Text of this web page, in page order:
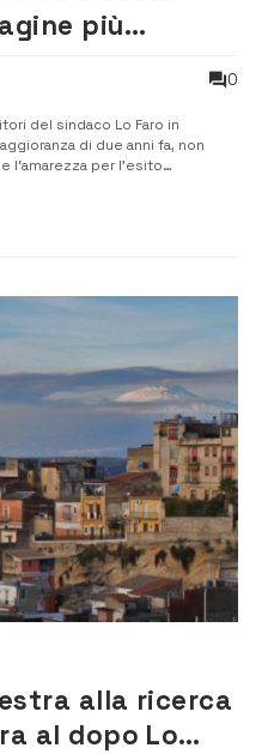
più
0
del sindaco Lo Faro in
di due anni fa, non
l‘amarezza per l’esito
e indecenti della storia
alla ricerca
al dopo Lo